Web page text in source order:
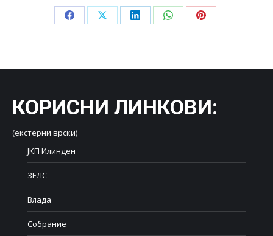
Share
Share
Share
Share
Share
КОРИСНИ ЛИНКОВИ:
(екстерни врски)
ЈКП Илинден
ЗЕЛС
Влада
Собрание